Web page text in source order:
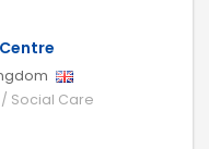
Social Care